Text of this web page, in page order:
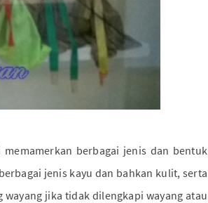
berbagai jenis dan bentuk
jenis kayu dan bahkan kulit, serta
jika tidak dilengkapi wayang atau